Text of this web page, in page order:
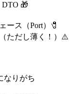
🎁
ース（Port）🧷
ただし薄く！）⚠️
なりがち